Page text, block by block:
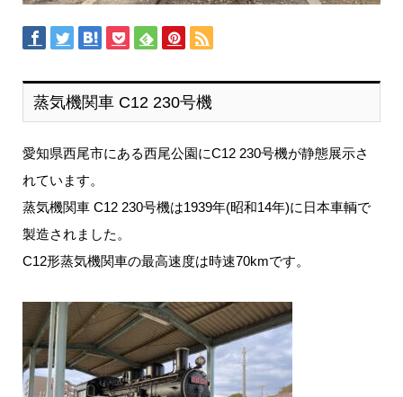
蒸気機関車 C12 230号機
愛知県西尾市にある西尾公園にC12 230号機が静態展示さ
れています。
蒸気機関車 C12 230号機は1939年(昭和14年)に日本車輌で
製造されました。
C12形蒸気機関車の最高速度は時速70kmです。